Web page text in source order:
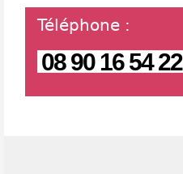
Téléphone :
08 90 16 54 22